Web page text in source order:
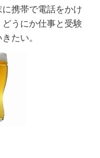
携帯で電話をかけ
うにか仕事と受験
たい。